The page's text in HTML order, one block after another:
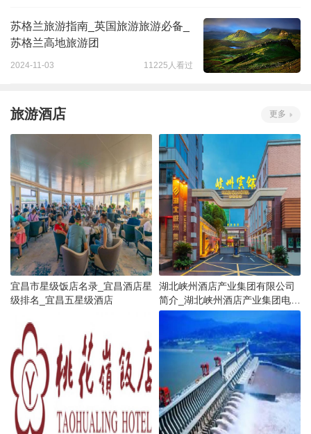
苏格兰旅游指南_英国旅游旅游必备_
苏格兰高地旅游团
2024-11-03 11225人看过
旅游酒店 更多
宜昌市星级饭店名录_宜昌酒店星
级排名_宜昌五星级酒店
湖北峡州酒店产业集团有限公司
简介_湖北峡州酒店产业集团电话
号码